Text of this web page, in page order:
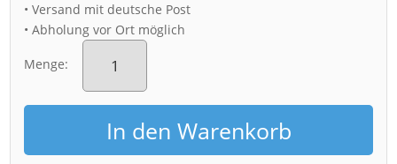
• Versand mit deutsche Post
• Abholung vor Ort möglich
Menge:
Fotoabzug
(00418)
Dresden
Menge
In den Warenkorb